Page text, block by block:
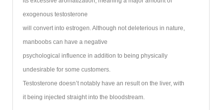
exogenous testosterone
will convert into estrogen. Although not deleterious in nature,
manboobs can have a negative
psychological influence in addition to being physically
undesirable for some customers.
Testosterone doesn’t notably have an result on the liver, with
it being injected straight into the bloodstream.